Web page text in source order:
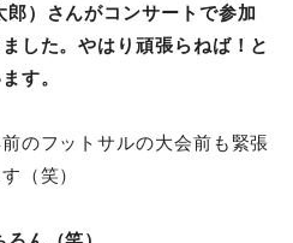
）さんがコンサートで参加
した。やはり頑張らねば！と
す。
のフットサルの大会前も緊張
（笑）